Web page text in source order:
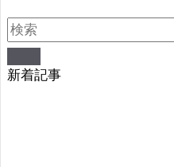
新着記事